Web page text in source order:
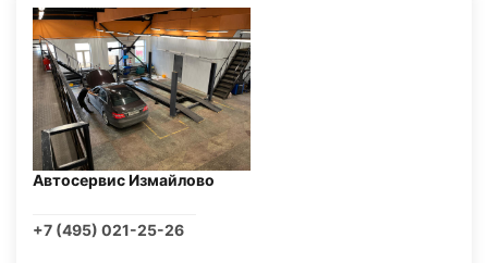
Автосервис Измайлово
+7 (495) 021-25-26